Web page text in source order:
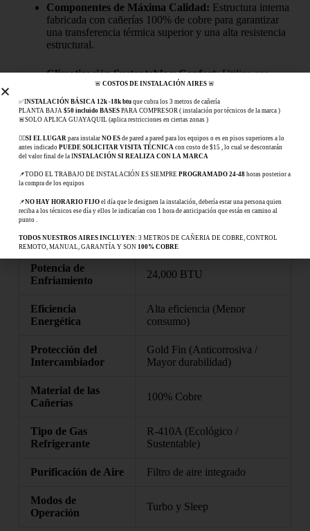
Componentes de Máxima Calidad: Estructura interna
fabricada con cañerías 100% de cobre para garantizar
una transferencia térmica superior y una alta resistencia
estructural.
Climatización Sustentable y Confort:Utiliza gas
ecológico R-410A de bajo impacto ambiental y cuenta
con funciones especiales como los modos Turbo
(enfriamiento rápido) y Sleep (confort nocturno
regulado).
Tabla de Especificaciones Técnicas
Especificación
Producto Aire Acondicionado
Marca Continental
Potencia de
Enfriamiento
24,000 BTU
Eficiencia
Energética
Alta eficiencia (Menor
consumo)
Protección del
Intercambiador
Gold Fin (Anticorrosiva /
Mayor durabilidad)
Material de las
Cañerías
100% Cobre
Tipo de Gas
Refrigerante
R-410A (Ecológico /
Sustentable)
Purificación de Aire Filtro de aire integrado
Modos de
Operación
Turbo y Sleep
🚨COSTOS DE INSTALACIÓN AIRES🚨
✅INSTALACIÓN BÁSICA 12k -18k btuque cubra los 3 metros de cañería
PLANTA BAJA $50 incluido BASESPARA COMPRESOR ( instalación por técnicos de la marca )
🚨SOLO APLICA GUAYAQUIL (aplica restricciones en ciertas zonas )
👉🏻SI EL LUGAR para instalar NO ESde pared a pared para los equipos o es en pisos superiores a lo
antes indicado PUEDE SOLICITAR VISITA TÉCNICA con costo de $15 , lo cual se descontarán
del valor final de la INSTALACIÓN SI REALIZA CON LA MARCA
📌TODO EL TRABAJO DE INSTALACIÓN ES SIEMPRE PROGRAMADO 24-48horas posterior a
la compra de los equipos
📌NO HAY HORARIO FIJOel día que le designen la instalación, debería estar una persona quien
reciba a los técnicos ese día y ellos le indicarían con 1 hora de anticipación que están en camino al
punto .
TODOS NUESTROS AIRES INCLUYEN: 3 METROS DE CAÑERIA DE COBRE, CONTROL
REMOTO, MANUAL, GARANTÍA Y SON 100% COBRE